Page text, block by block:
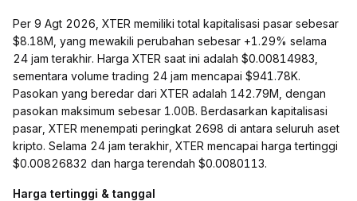
Per 9 Agt 2026, XTER memiliki total kapitalisasi pasar sebesar
$8.18M, yang mewakili perubahan sebesar +1.29% selama
24 jam terakhir. Harga XTER saat ini adalah $0.00814983,
sementara volume trading 24 jam mencapai $941.78K.
Pasokan yang beredar dari XTER adalah 142.79M, dengan
pasokan maksimum sebesar 1.00B. Berdasarkan kapitalisasi
pasar, XTER menempati peringkat 2698 di antara seluruh aset
kripto. Selama 24 jam terakhir, XTER mencapai harga tertinggi
$0.00826832 dan harga terendah $0.0080113.
Harga tertinggi & tanggal